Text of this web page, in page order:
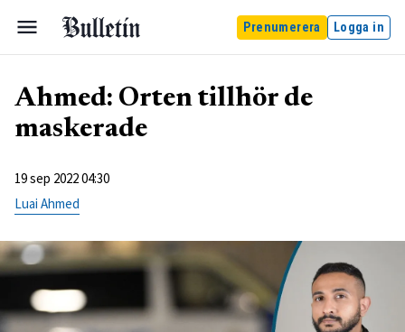
Prenumerera Logga in
Ahmed: Orten tillhör de
maskerade
19 sep 2022 04:30
Luai Ahmed